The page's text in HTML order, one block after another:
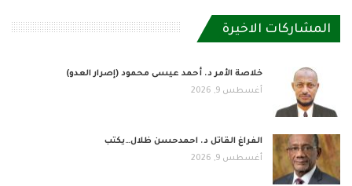
المشاركات الاخيرة
خلاصة الأمر د. أحمد عيسى محمود (إصرار العدو)
أغسطس 9, 2026
الفراغ القاتل د. احمدحسن ظلال…يكتب
أغسطس 9, 2026